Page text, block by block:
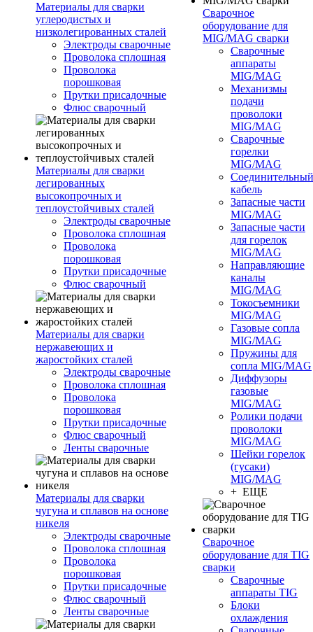
Материалы для сварки
углеродистых и
низколегированных сталей
Электроды сварочные
Проволока сплошная
Проволока
порошковая
Прутки присадочные
Флюс сварочный
Материалы для сварки
легированных
высокопрочных и
теплоустойчивых сталей
Электроды сварочные
Проволока сплошная
Проволока
порошковая
Прутки присадочные
Флюс сварочный
Материалы для сварки
нержавеющих и
жаростойких сталей
Электроды сварочные
Проволока сплошная
Проволока
порошковая
Прутки присадочные
Флюс сварочный
Ленты сварочные
Материалы для сварки
чугуна и сплавов на основе
никеля
Электроды сварочные
Проволока сплошная
Проволока
порошковая
Прутки присадочные
Флюс сварочный
Ленты сварочные
Сварочное
оборудование для
MIG/MAG сварки
Сварочные
аппараты
MIG/MAG
Механизмы
подачи
проволоки
MIG/MAG
Сварочные
горелки
MIG/MAG
Соединительный
кабель
Запасные части
MIG/MAG
Запасные части
для горелок
MIG/MAG
Направляющие
каналы
MIG/MAG
Токосъемники
MIG/MAG
Газовые сопла
MIG/MAG
Пружины для
сопла MIG/MAG
Диффузоры
газовые
MIG/MAG
Ролики подачи
проволоки
MIG/MAG
Шейки горелок
(гусаки)
MIG/MAG
+ ЕЩЕ
Сварочное
оборудование для TIG
сварки
Сварочные
аппараты TIG
Блоки
охлаждения